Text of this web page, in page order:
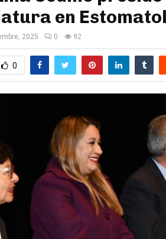
en
2025 0 92
0